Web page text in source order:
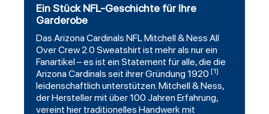
Ein Stück NFL-Geschichte für Ihre
Garderobe
Das Arizona Cardinals NFLMitchell& Ness All
Over Crew 2.0 Sweatshirt ist mehr als nur ein
Fanartikel – es ist ein Statement für alle, die die
Arizona Cardinals seit ihrer Gründung 1920 [1]
leidenschaftlich unterstützen. Mitchell & Ness,
der Hersteller mit über 100 Jahren Erfahrung,
vereint hier traditionelles Handwerk mit